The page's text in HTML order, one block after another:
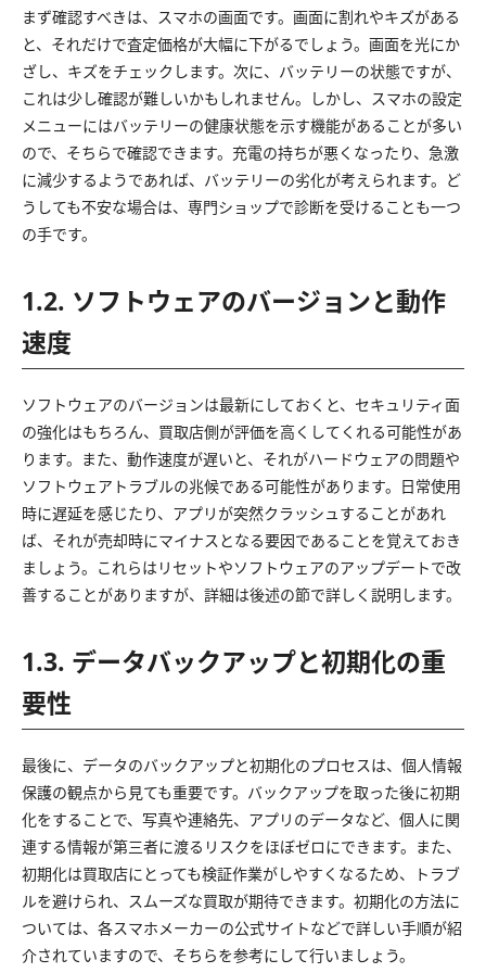
まず確認すべきは、スマホの画面です。画面に割れやキズがある
と、それだけで査定価格が大幅に下がるでしょう。画面を光にか
ざし、キズをチェックします。次に、バッテリーの状態ですが、
これは少し確認が難しいかもしれません。しかし、スマホの設定
メニューにはバッテリーの健康状態を示す機能があることが多い
ので、そちらで確認できます。充電の持ちが悪くなったり、急激
に減少するようであれば、バッテリーの劣化が考えられます。ど
うしても不安な場合は、専門ショップで診断を受けることも一つ
の手です。
1.2. ソフトウェアのバージョンと動作
速度
ソフトウェアのバージョンは最新にしておくと、セキュリティ面
の強化はもちろん、買取店側が評価を高くしてくれる可能性があ
ります。また、動作速度が遅いと、それがハードウェアの問題や
ソフトウェアトラブルの兆候である可能性があります。日常使用
時に遅延を感じたり、アプリが突然クラッシュすることがあれ
ば、それが売却時にマイナスとなる要因であることを覚えておき
ましょう。これらはリセットやソフトウェアのアップデートで改
善することがありますが、詳細は後述の節で詳しく説明します。
1.3. データバックアップと初期化の重
要性
最後に、データのバックアップと初期化のプロセスは、個人情報
保護の観点から見ても重要です。バックアップを取った後に初期
化をすることで、写真や連絡先、アプリのデータなど、個人に関
連する情報が第三者に渡るリスクをほぼゼロにできます。また、
初期化は買取店にとっても検証作業がしやすくなるため、トラブ
ルを避けられ、スムーズな買取が期待できます。初期化の方法に
ついては、各スマホメーカーの公式サイトなどで詳しい手順が紹
介されていますので、そちらを参考にして行いましょう。